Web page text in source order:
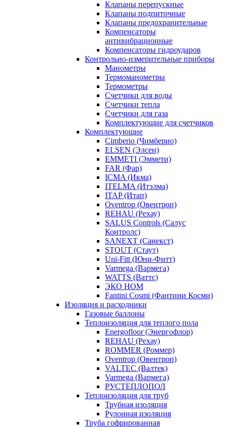
Клапаны перепускные
Клапаны подпиточные
Клапаны предохранительные
Компенсаторы
антивибрационные
Компенсаторы гидроударов
Контрольно-измерительные приборы
Манометры
Термоманометры
Термометры
Счетчики для воды
Счетчики тепла
Счетчики для газа
Комплектующие для счетчиков
Комплектующие
Cimberio (Чимберио)
ELSEN (Элсен)
EMMETI (Эммети)
FAR (Фар)
ICMA (Икма)
ITELMA (Итэлма)
ITAP (Итап)
Oventrop (Овентроп)
REHAU (Рехау)
SALUS Controls (Салус
Контролс)
SANEXT (Санекст)
STOUT (Стаут)
Uni-Fitt (Юни-Фитт)
Varmega (Вармега)
WATTS (Ваттс)
ЭКО НОМ
Fantini Cosmi (Фантини Косми)
Изоляция и расходники
Газовые баллоны
Теплоизоляция для теплого пола
Energofloor (Энергофлор)
REHAU (Рехау)
ROMMER (Роммер)
Oventrop (Овентроп)
VALTEC (Валтек)
Varmega (Вармега)
РУСТЕПЛОПОЛ
Теплоизоляция для труб
Трубная изоляция
Рулонная изоляция
Труба гофрированная